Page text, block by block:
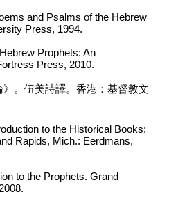
and Psalms of the Hebrew
Press, 1994.
Prophets: An
Press, 2010.
。伍美詩譯。香港：基督教文
to the Historical Books:
Rapids, Mich.: Eerdmans,
to the Prophets. Grand